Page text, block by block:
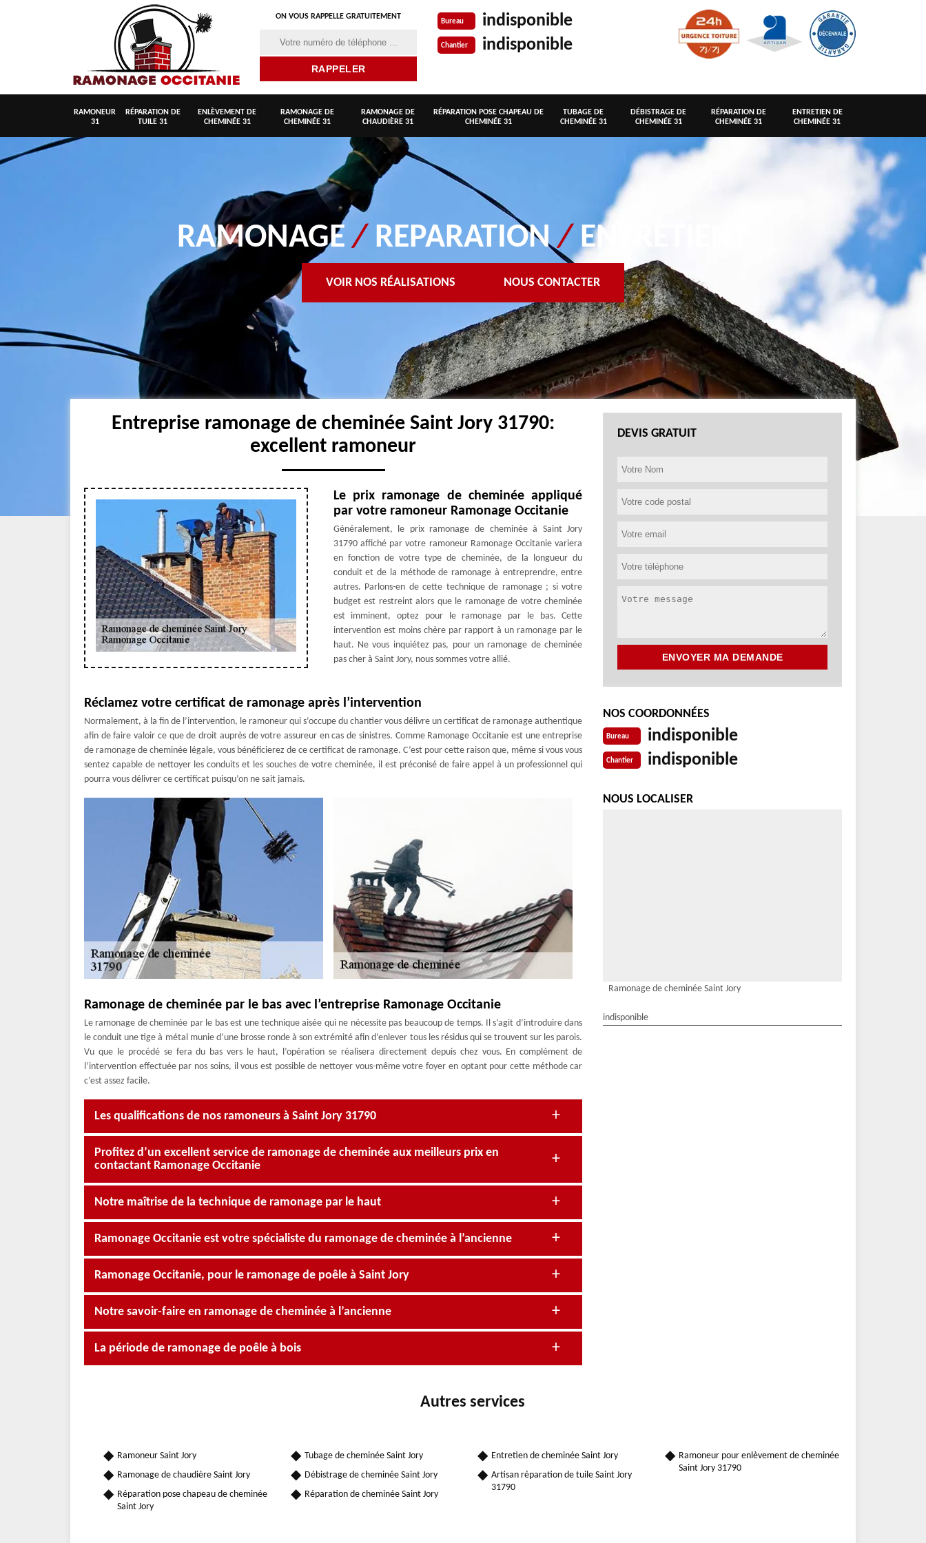
ON VOUS RAPPELLE GRATUITEMENT
Bureau indisponible
Chantier indisponible
RAMONEUR
31
RÉPARATION DE
TUILE 31
ENLÈVEMENT DE
CHEMINÉE 31
RAMONAGE DE
CHEMINÉE 31
RAMONAGE DE
CHAUDIÈRE 31
RÉPARATION POSE CHAPEAU DE
CHEMINÉE 31
TUBAGE DE
CHEMINÉE 31
DÉBISTRAGE DE
CHEMINÉE 31
RÉPARATION DE
CHEMINÉE 31
ENTRETIEN DE
CHEMINÉE 31
RAMONAGE/ REPARATION/ ENTRETIENT
VOIR NOS RÉALISATIONS NOUS CONTACTER
Entreprise ramonage de cheminée Saint Jory 31790:
excellent ramoneur
Le prix ramonage de cheminée appliqué
par votre ramoneur Ramonage Occitanie
Généralement, le prix ramonage de cheminée à Saint Jory
31790 affiché par votre ramoneur Ramonage Occitanie variera
en fonction de votre type de cheminée, de la longueur du
conduit et de la méthode de ramonage à entreprendre, entre
autres. Parlons-en de cette technique de ramonage ; si votre
budget est restreint alors que le ramonage de votre cheminée
est imminent, optez pour le ramonage par le bas. Cette
intervention est moins chère par rapport à un ramonage par le
haut. Ne vous inquiétez pas, pour un ramonage de cheminée
pas cher à Saint Jory, nous sommes votre allié.
Réclamez votre certificat de ramonage après l’intervention
Normalement, à la fin de l’intervention, le ramoneur qui s’occupe du chantier vous délivre un certificat de ramonage authentique
afin de faire valoir ce que de droit auprès de votre assureur en cas de sinistres. Comme Ramonage Occitanie est une entreprise
de ramonage de cheminée légale, vous bénéficierez de ce certificat de ramonage. C’est pour cette raison que, même si vous vous
sentez capable de nettoyer les conduits et les souches de votre cheminée, il est préconisé de faire appel à un professionnel qui
pourra vous délivrer ce certificat puisqu’on ne sait jamais.
Ramonage de cheminée par le bas avec l’entreprise Ramonage Occitanie
Le ramonage de cheminée par le bas est une technique aisée qui ne nécessite pas beaucoup de temps. Il s’agit d’introduire dans
le conduit une tige à métal munie d’une brosse ronde à son extrémité afin d’enlever tous les résidus qui se trouvent sur les parois.
Vu que le procédé se fera du bas vers le haut, l’opération se réalisera directement depuis chez vous. En complément de
l’intervention effectuée par nos soins, il vous est possible de nettoyer vous-même votre foyer en optant pour cette méthode car
c’est assez facile.
Les qualifications de nos ramoneurs à Saint Jory 31790
Profitez d’un excellent service de ramonage de cheminée aux meilleurs prix en
contactant Ramonage Occitanie
Notre maîtrise de la technique de ramonage par le haut
Ramonage Occitanie est votre spécialiste du ramonage de cheminée à l’ancienne
Ramonage Occitanie, pour le ramonage de poêle à Saint Jory
Notre savoir-faire en ramonage de cheminée à l’ancienne
La période de ramonage de poêle à bois
DEVIS GRATUIT
NOS COORDONNÉES
Bureau indisponible
Chantier indisponible
NOUS LOCALISER
Ramonage de cheminée Saint Jory
indisponible
Autres services
Ramoneur Saint Jory
Ramonage de chaudière Saint Jory
Réparation pose chapeau de cheminée
Saint Jory
Tubage de cheminée Saint Jory
Débistrage de cheminée Saint Jory
Réparation de cheminée Saint Jory
Entretien de cheminée Saint Jory
Artisan réparation de tuile Saint Jory
31790
Ramoneur pour enlèvement de cheminée
Saint Jory 31790